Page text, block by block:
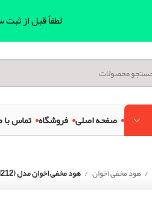
صفحه اصلی فروشگاه تماس با
هود مخفی اخوان هود مخفی اخوان مدل H64-TCS-MF(H212)
لطفاً قبل از